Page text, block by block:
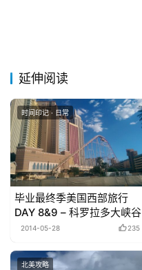
延伸阅读
时间印记 · 日常
毕业最终季美国西部旅行
DAY 8&9 – 科罗拉多大峡谷
2014-05-28 235
北美攻略